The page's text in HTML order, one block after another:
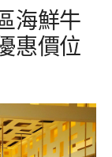
海鮮牛
惠價位